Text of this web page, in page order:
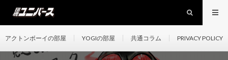
アクトンボーイの部屋 YOGIの部屋 共通コラム PRIVACY POLICY